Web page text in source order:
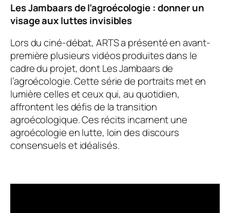
Les Jambaars de l’agroécologie : donner un
visage aux luttes invisibles
Lors du ciné-débat, ARTS a présenté en avant-
première plusieurs vidéos produites dans le
cadre du projet, dontLes Jambaars de
l’agroécologie. Cette série de portraits met en
lumière celles et ceux qui, au quotidien,
affrontent les défis de la transition
agroécologique. Ces récits incarnent une
agroécologie en lutte, loin des discours
consensuels et idéalisés.